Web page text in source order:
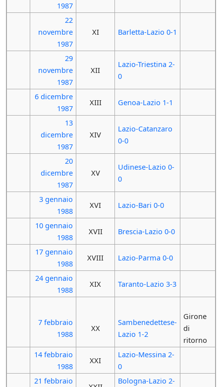
1987
22
novembre
1987
XI Barletta-Lazio 0-1
29
novembre
1987
XII
Lazio-Triestina 2-
0
6 dicembre
1987
XIII Genoa-Lazio 1-1
13
dicembre
1987
XIV
Lazio-Catanzaro
0-0
20
dicembre
1987
XV
Udinese-Lazio 0-
0
3 gennaio
1988
XVI Lazio-Bari 0-0
10 gennaio
1988
XVII Brescia-Lazio 0-0
17 gennaio
1988
XVIII Lazio-Parma 0-0
24 gennaio
1988
XIX Taranto-Lazio 3-3
7 febbraio
1988
XX
Sambenedettese-
Lazio 1-2
Girone
di
ritorno
14 febbraio
1988
XXI
Lazio-Messina 2-
0
21 febbraio
Bologna-Lazio 2-